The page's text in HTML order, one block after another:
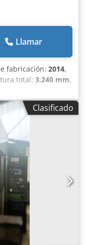
Llamar
fabricación: 2014,
total: 3.240 mm,
de 3 ejes se
de mesa de
de husillo de 12
con
rápido de 2
y pesado con
lb. Si está
de alta calidad
tenemos a la
• Tamaño de la
x 18 mm Dcedpsx
2000 kg • Nariz
máxima del
(15
• Par del husillo
Clasificado